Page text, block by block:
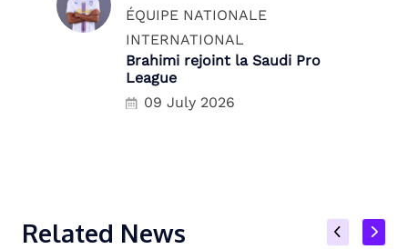
ÉQUIPE NATIONALE
INTERNATIONAL
Brahimi rejoint la Saudi Pro
League
09 July 2026
Related News